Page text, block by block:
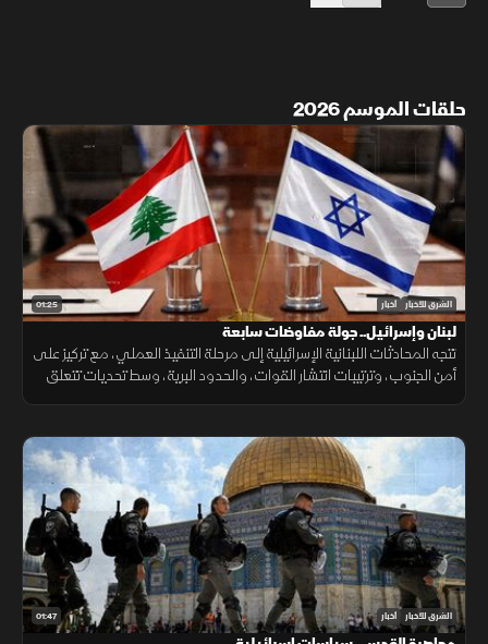
حلقات الموسم 2026
01:25 الشرق للأخبار أخبار
لبنان وإسرائيل.. جولة مفاوضات سابعة
تتجه المحادثات اللبنانية الإسرائيلية إلى مرحلة التنفيذ العملي، مع تركيز على
أمن الجنوب، وترتيبات انتشار القوات، والحدود البرية، وسط تحديات تتعلق
01:47 الشرق للأخبار أخبار